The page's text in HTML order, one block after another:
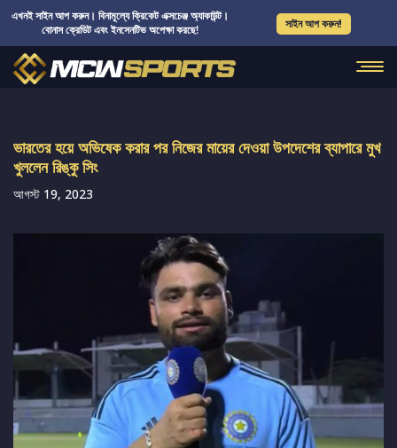
এখনই সাইন আপ করুন। বিনামূল্যে ক্রিকেট এক্সচেঞ্জ অ্যাকাউন্ট।
বোনাস ক্রেডিট এবং ইনসেনটিভ অপেক্ষা করছে!
সাইন আপ করুন!
ভারতের হয়ে অভিষেক করার পর নিজের মায়ের দেওয়া উপদেশের ব্যাপারে মুখ
খুললেন রিঙ্কু সিং
আগস্ট 19, 2023